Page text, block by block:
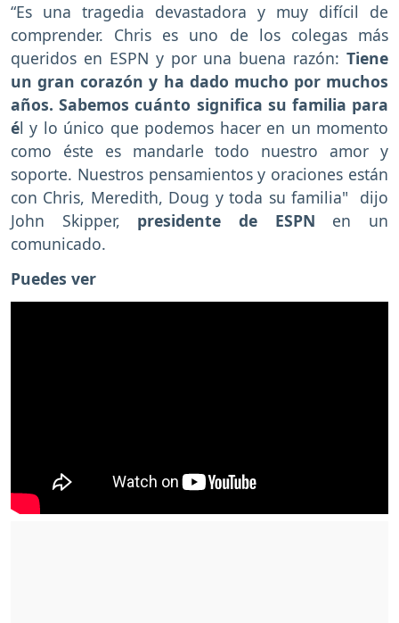
“Es una tragedia devastadora y muy difícil de
comprender. Chris es uno de los colegas más
queridos en ESPN y por una buena razón: Tiene
un gran corazón y ha dado mucho por muchos
años. Sabemos cuánto significa su familia para
él y lo único que podemos hacer en un momento
como éste es mandarle todo nuestro amor y
soporte. Nuestros pensamientos y oraciones están
con Chris, Meredith, Doug y toda su familia" dijo
John Skipper, presidente de ESPN en un
comunicado.
Puedes ver